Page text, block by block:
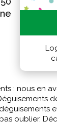
: nous en
oublier.